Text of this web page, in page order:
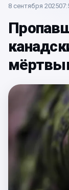
8 сентября 2025